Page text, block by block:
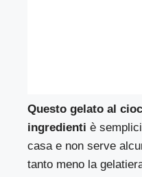
Questo gelato al
ingredienti è
casa e non serve
tanto meno la